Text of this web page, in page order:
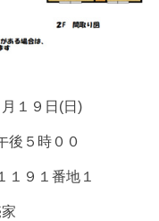
１９日(日)
後５時００
１９１番地１